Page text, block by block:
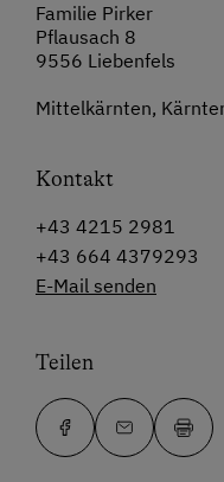
Familie Pirker
Pflausach 8
9556 Liebenfels
Mittelkärnten,
Kontakt
+43 4215 2981
+43 664 4379293
E-Mail senden
Teilen